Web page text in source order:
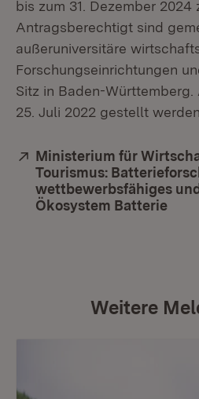
bis zum 31. Dezember 2024
Antragsberechtigt sind
außeruniversitäre
Forschungseinrichtungen
Sitz in Baden-
25. Juli 2022 gestellt werden.
Extern:
Ministerium für
Tourismus:
wettbewerbsfähiges
Ökosystem Batterie
Weitere